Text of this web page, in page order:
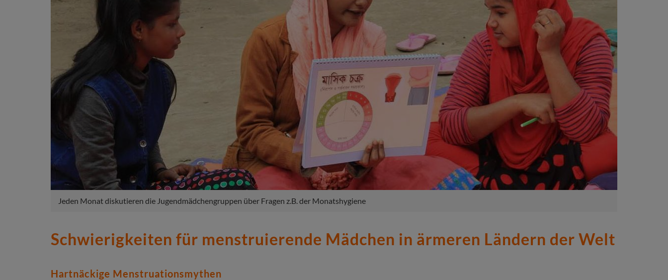
Jeden Monat diskutieren die Jugendmädchengruppen über Fragen z.B. der Monatshygiene
Schwierigkeiten für menstruierende Mädchen in ärmeren Ländern der Welt
Hartnäckige Menstruationsmythen